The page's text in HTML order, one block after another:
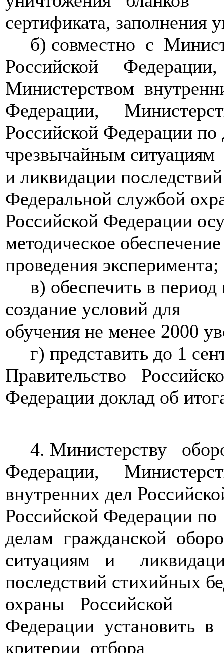
сертификата, заполнения
б) совместно с
Российской Федерации,
Министерством
Федерации,
Российской Федерации
чрезвычайным ситуациям
и ликвидации
Федеральной службой
Российской Федерации
методическое обеспечение
проведения эксперимента;
в) обеспечить в период
создание условий для
обучения не менее 2000
г) представить до 1
Правительство
Федерации доклад об
4. Министерству
Федерации,
внутренних дел
Российской Федерации по
делам гражданской
ситуациям и
последствий стихийных
охраны Российской
Федерации установить
критерии отбора